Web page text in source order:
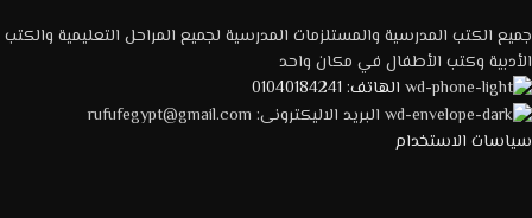
جميع الكتب المدرسية والمستلزمات المدرسية لجميع المراحل التعليمية والكتب
الأدبية وكتب الأطفال في مكان واحد
الهاتف: 01040184241
البريد الاليكترونى: rufufegypt@gmail.com
سياسات الاستخدام